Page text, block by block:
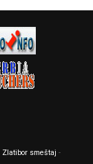
Zlatibor smeštaj -